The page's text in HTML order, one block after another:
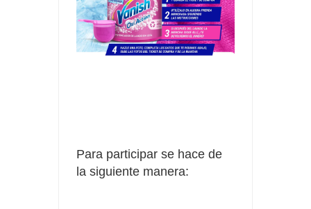
Para participar se hace de
la siguiente manera: